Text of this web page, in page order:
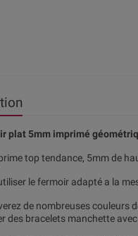
plat 5mm imprimé
top tendance, 5mm de
le fermoir adapté a la
de nombreuses couleurs
des bracelets manchette